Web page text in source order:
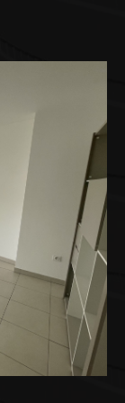
des
toute
de vos
Mandé
? Notre
de